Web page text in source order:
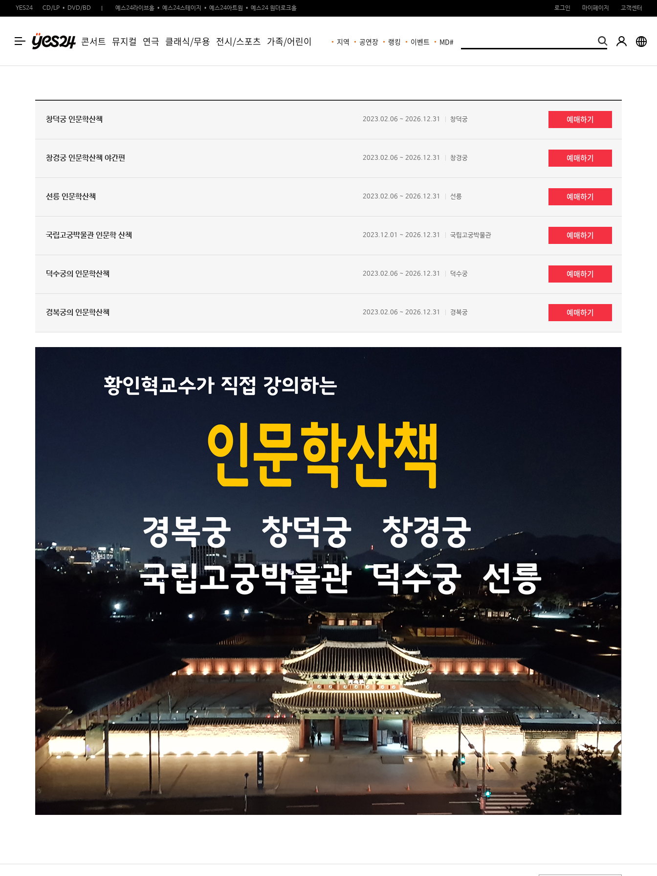
YES24 CD/LP DVD/BD 예스24라이브홀 예스24스테이지 예스24아트원 예스24 원더로크홀 로그인 마이페이지 고객센터
콘서트 뮤지컬 연극 클래식/무용 전시/스포츠 가족/어린이 지역 공연장 랭킹 이벤트 MD#
창덕궁 인문학산책 2023.02.06 ~ 2026.12.31 창덕궁 예매하기
창경궁 인문학산책 야간편 2023.02.06 ~ 2026.12.31 창경궁 예매하기
선릉 인문학산책 2023.02.06 ~ 2026.12.31 선릉 예매하기
국립고궁박물관 인문학 산책 2023.12.01 ~ 2026.12.31 국립고궁박물관 예매하기
덕수궁의 인문학산책 2023.02.06 ~ 2026.12.31 덕수궁 예매하기
경복궁의 인문학산책 2023.02.06 ~ 2026.12.31 경복궁 예매하기